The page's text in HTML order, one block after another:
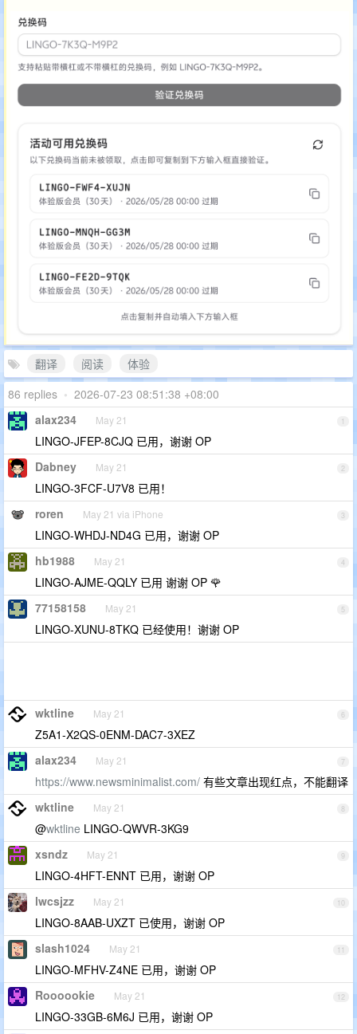
翻译 阅读
体验
86 replies • 2026-07-23 08:51:38 +08:00
1
alax234 May 21
LINGO-JFEP-8CJQ 已用，谢谢 OP
2
Dabney May 21
LINGO-3FCF-U7V8 已用！
3
roren May 21 via iPhone
LINGO-WHDJ-ND4G 已用，谢谢 OP
4
hb1988 May 21
LINGO-AJME-QQLY 已用 谢谢 OP 🌹
5
77158158 May 21
LINGO-XUNU-8TKQ 已经使用！谢谢 OP
6
wktline May 21
Z5A1-X2QS-0ENM-DAC7-3XEZ
7
alax234 May 21
https://www.newsminimalist.com/ 有些文章出现红点，不能翻译
8
wktline May 21
@wktline LINGO-QWVR-3KG9
9
xsndz May 21
LINGO-4HFT-ENNT 已用，谢谢 OP
10
lwcsjzz May 21
LINGO-8AAB-UXZT 已使用，谢谢 OP
11
slash1024 May 21
LINGO-MFHV-Z4NE 已用，谢谢 OP
12
Roooookie May 21
LINGO-33GB-6M6J 已用，谢谢 OP